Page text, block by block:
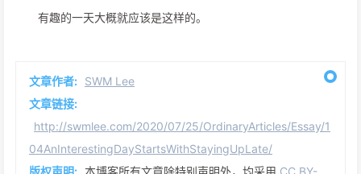
有趣的一天大概就应该是这样的。
文章作者: SWM Lee
文章链接:
http://swmlee.com/2020/07/25/OrdinaryArticles/Essay/1
04AnInterestingDayStartsWithStayingUpLate/
版权声明: 本博客所有文章除特别声明外，均采用 CC BY-